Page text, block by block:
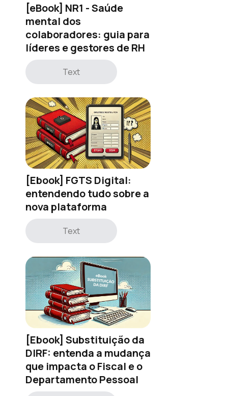
[eBook] NR1 - Saúde
mental dos
colaboradores: guia para
líderes e gestores de RH
Text
[Ebook] FGTS Digital:
entendendo tudo sobre a
nova plataforma
Text
[Ebook] Substituição da
DIRF: entenda a mudança
que impacta o Fiscal e o
Departamento Pessoal